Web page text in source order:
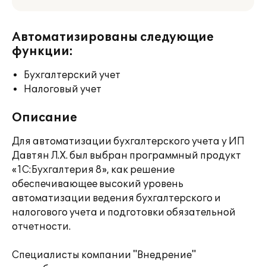
Автоматизированы следующие
функции:
Бухгалтерский учет
Налоговый учет
Описание
Для автоматизации бухгалтерского учета у ИП
Давтян Л.Х. был выбран программный продукт
«1С:Бухгалтерия 8», как решение
обеспечивающее высокий уровень
автоматизации ведения бухгалтерского и
налогового учета и подготовки обязательной
отчетности.
Специалисты компании "Внедрение"